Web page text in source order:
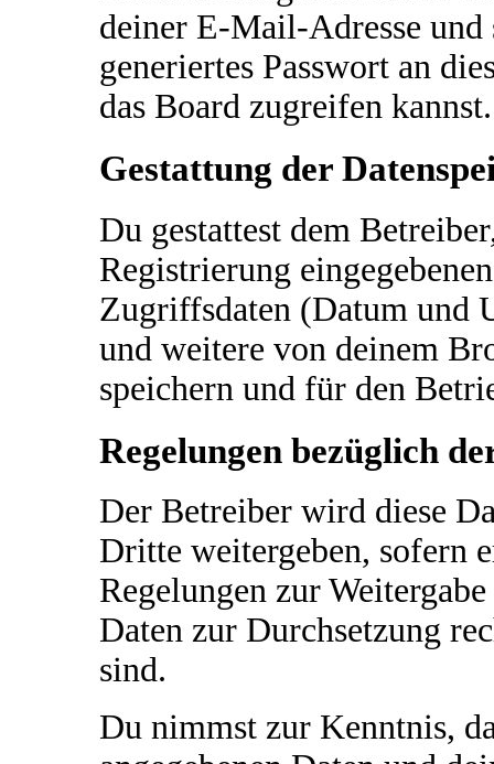
deiner E-Mail-Adresse und
generiertes Passwort an
das Board zugreifen kannst.
Gestattung der
Du gestattest dem
Registrierung
Zugriffsdaten (Datum und
und weitere von deinem
speichern und für den
Regelungen bezüglich
Der Betreiber wird diese
Dritte weitergeben, sofern
Regelungen zur
Daten zur Durchsetzung
sind.
Du nimmst zur Kenntnis,